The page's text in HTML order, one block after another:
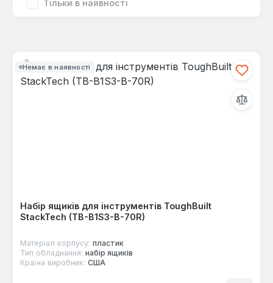
Тільки в наявності
Немає в наявності
Набір ящиків для інструментів ToughBuilt
StackTech (TB-B1S3-B-70R)
Матеріал корпусу: пластик
Тип обладнання: набір ящиків
Країна виробник: США